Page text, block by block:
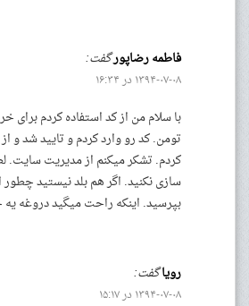
فاطمه رضاپورگفت:
۱۳۹۴-۰۷-۰۸ در ۱۶:۳۴
تومن. کد رو وارد کردم و تایید شد و
کردم. تشکر میکنم از مدیریت سایت.
سازی نکنید. اگر هم بلد نیستید
بپرسید. اینکه راحت میگید دروغه یه
رویاگفت:
۱۳۹۴-۰۷-۰۸ در ۱۵:۱۷